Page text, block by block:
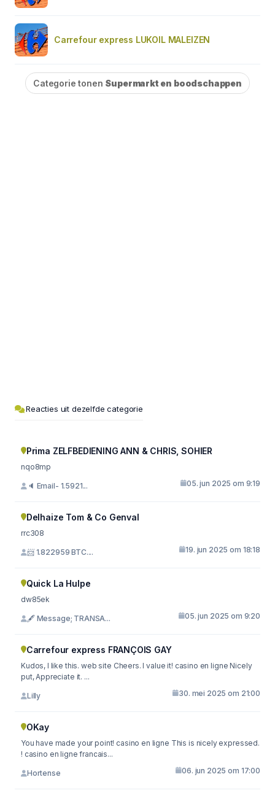
Carrefour express LUKOIL MALEIZEN
Categorie tonen Supermarkt en boodschappen
Reacties uit dezelfde categorie
Prima ZELFBEDIENING ANN & CHRIS, SOHIER
nqo8mp
🔈 Email- 1.5921... 05. jun 2025 om 9:19
Delhaize Tom & Co Genval
rrc308
📨 1.822959 BTC.... 19. jun 2025 om 18:18
Quick La Hulpe
dw85ek
🖋 Message; TRANSA... 05. jun 2025 om 9:20
Carrefour express FRANÇOIS GAY
Kudos, I like this. web site Cheers. I value it! casino en ligne Nicely
put, Appreciate it. ...
Lilly 30. mei 2025 om 21:00
OKay
You have made your point! casino en ligne This is nicely expressed.
! casino en ligne francais...
Hortense 06. jun 2025 om 17:00